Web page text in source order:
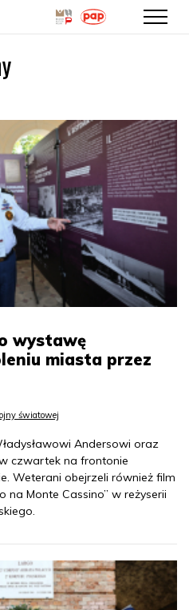
Przejdź
wystawę
miasta przez
światowej
Andersowi oraz
czwartek na frontonie
Weterani obejrzeli również film
na Monte Cassino” w reżyserii